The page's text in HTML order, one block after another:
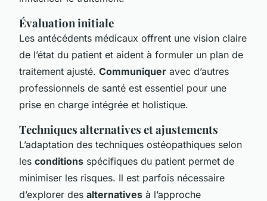
Évaluation initiale
Les antécédents médicaux offrent une vision claire
de l’état du patient et aident à formuler un plan de
traitement ajusté. Communiquer avec d’autres
professionnels de santé est essentiel pour une
prise en charge intégrée et holistique.
Techniques alternatives et ajustements
L’adaptation des techniques ostéopathiques selon
les conditions spécifiques du patient permet de
minimiser les risques. Il est parfois nécessaire
d’explorer des alternatives à l’approche